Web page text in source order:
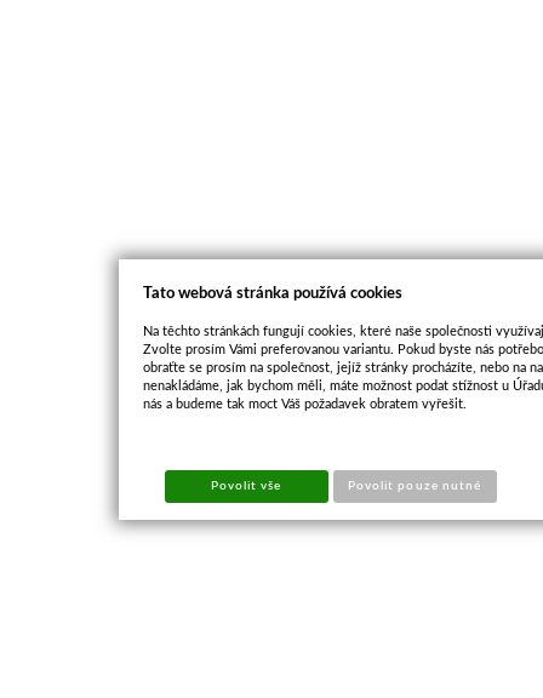
Tato webová stránka používá cookies
Na těchto stránkách fungují cookies, které naše společnosti
Zvolte prosím Vámi preferovanou variantu. Pokud byste nás
obraťte se prosím na společnost, jejíž stránky procházíte, nebo na
nenakládáme, jak bychom měli, máte možnost podat stížnost u
nás a budeme tak moct Váš požadavek obratem vyřešit.
Povolit vše Povolit pouze nutné